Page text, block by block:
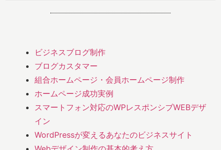
ビジネスブログ制作
ブログカスタマー
組合ホームページ・会員ホームページ制作
ホームページ成功実例
スマートフォン対応のWPレスポンシブWEBデザ
イン
WordPressが変えるあなたのビジネスサイト